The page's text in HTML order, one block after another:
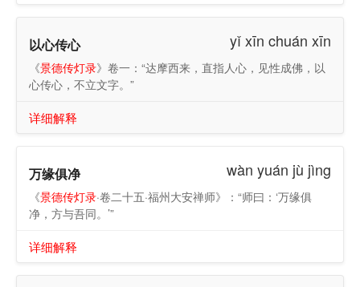
以心传心 yǐ xīn chuán xīn
《景德传灯录》卷一：“达摩西来，直指人心，见性成佛，以
心传心，不立文字。”
详细解释
万缘俱净 wàn yuán jù jìng
《景德传灯录·卷二十五·福州大安禅师》：“师曰：‘万缘俱
净，方与吾同。’”
详细解释